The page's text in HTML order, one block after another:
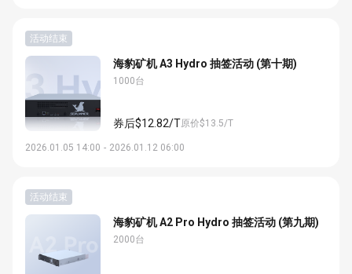
活动结束
海豹矿机 A3 Hydro 抽签活动 (第十期)
1000台
券后$12.82/T原价$13.5/T
2026.01.05 14:00 - 2026.01.12 06:00
活动结束
海豹矿机 A2 Pro Hydro 抽签活动 (第九期)
2000台